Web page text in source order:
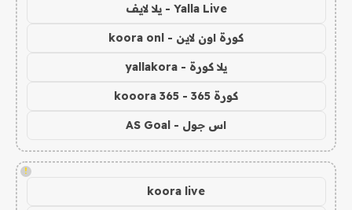
Yalla Live - يلا لايف
كورة اون لاين - koora onl
يلا كورة - yallakora
كورة 365 - kooora 365
اس جول - AS Goal
!
koora live